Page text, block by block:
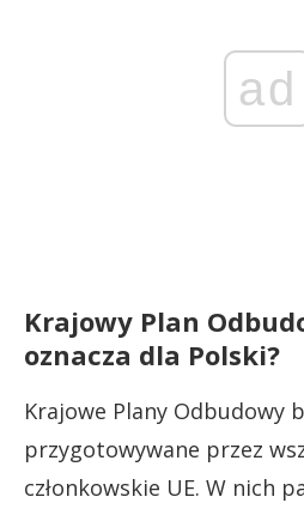
ad
Krajowy Plan
oznacza dla Polski?
Krajowe Plany Odbudowy
przygotowywane przez
członkowskie UE. W nich